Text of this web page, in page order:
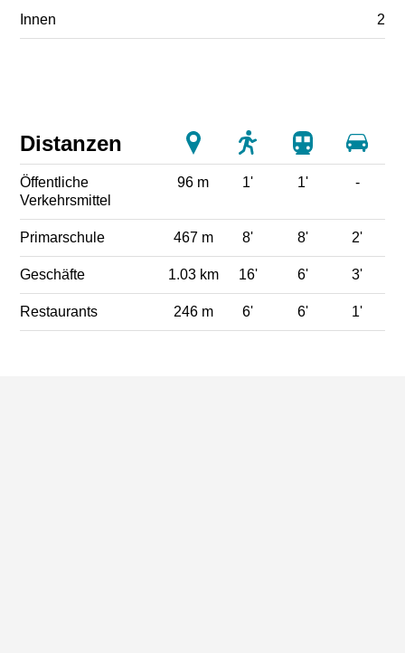
Distanzen
Öffentliche
Verkehrsmittel
96 m 1' 1' -
Primarschule 467 m 8' 8' 2'
Geschäfte 1.03 km 16' 6' 3'
Restaurants 246 m 6' 6' 1'
Innen 2